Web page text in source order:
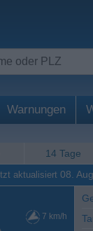
Warnungen
14 Tage
aktualisiert 08.
7 km/h